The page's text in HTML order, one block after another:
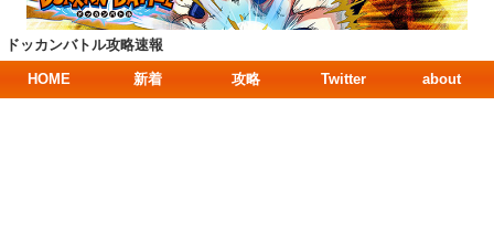
ドッカンバトル攻略速報
HOME 新着 攻略 Twitter about